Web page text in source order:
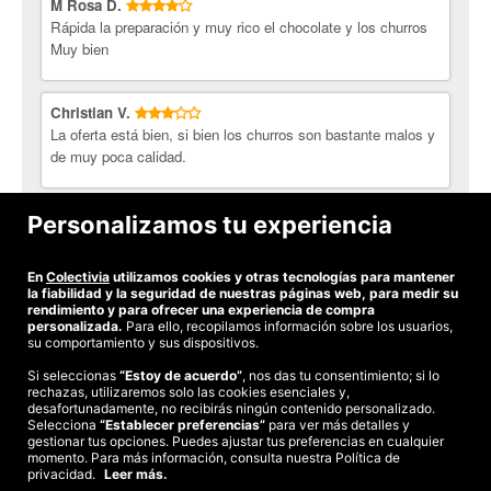
M Rosa D.
Rápida la preparación y muy rico el chocolate y los churros
Muy bien
Christian V.
La oferta está bien, si bien los churros son bastante malos y
de muy poca calidad.
Raquel A.
la segunda vez que fuimos estaba exquisito
Ver todas las opiniones
©2026 Colectivia
Términos y condiciones|Política de privacidad|Política de cookies
Estudio turismo de verano 2020
Personalizamos tu experiencia
En Colectivia utilizamos cookies y otras tecnologías para mantener
la fiabilidad y la seguridad de nuestras páginas web, para medir su
rendimiento y para ofrecer una experiencia de compra
personalizada. Para ello, recopilamos información sobre los usuarios,
su comportamiento y sus dispositivos.
Si seleccionas “Estoy de acuerdo”, nos das tu consentimiento; si lo
rechazas, utilizaremos solo las cookies esenciales y,
desafortunadamente, no recibirás ningún contenido personalizado.
Selecciona “Establecer preferencias” para ver más detalles y
gestionar tus opciones. Puedes ajustar tus preferencias en cualquier
momento. Para más información, consulta nuestra Política de
privacidad. Leer más.